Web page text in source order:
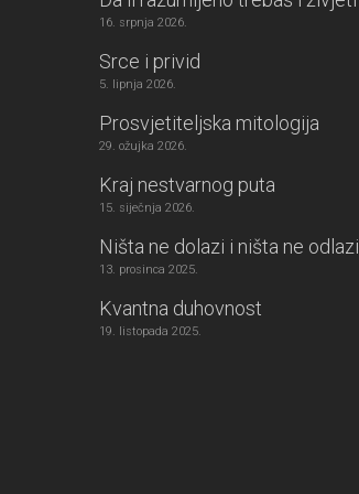
16. srpnja 2026.
Srce i privid
5. lipnja 2026.
Prosvjetiteljska mitologija
29. ožujka 2026.
Kraj nestvarnog puta
15. siječnja 2026.
Ništa ne dolazi i ništa ne odlazi
13. prosinca 2025.
Kvantna duhovnost
19. listopada 2025.